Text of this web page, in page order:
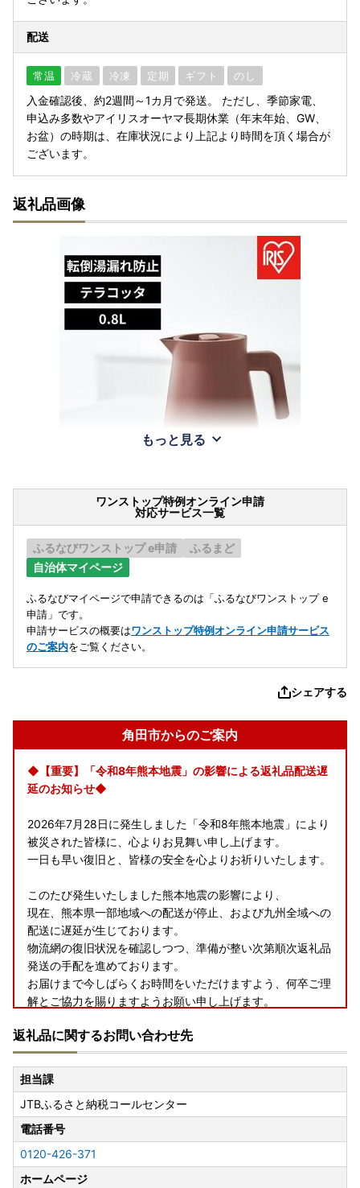
配送
常温 冷蔵 冷凍 定期 ギフト のし
入金確認後、約2週間～1カ月で発送。 ただし、季節家電、
申込み多数やアイリスオーヤマ長期休業（年末年始、GW、
お盆）の時期は、在庫状況により上記より時間を頂く場合が
ございます。
返礼品画像
もっと見る
ワンストップ特例オンライン申請
対応サービス一覧
ふるなびワンストップ e申請
ふるまど
自治体マイページ
ふるなびマイページで申請できるのは「ふるなびワンストップ e
申請」です。
申請サービスの概要はワンストップ特例オンライン申請サービス
のご案内をご覧ください。
シェアする
角田市からのご案内
◆【重要】「令和8年熊本地震」の影響による返礼品配送遅
延のお知らせ◆
2026年7月28日に発生しました「令和8年熊本地震」により
被災された皆様に、心よりお見舞い申し上げます。
一日も早い復旧と、皆様の安全を心よりお祈りいたします。
このたび発生いたしました熊本地震の影響により、
現在、熊本県一部地域への配送が停止、および九州全域への
配送に遅延が生じております。
物流網の復旧状況を確認しつつ、準備が整い次第順次返礼品
発送の手配を進めております。
お届けまで今しばらくお時間をいただけますよう、何卒ご理
解とご協力を賜りますようお願い申し上げます。
◆お礼の品配送について◆
早期納品や納期日指定、数か月先の納品希望等のご要望はお
受けできません。
お届けまでに２～４か月かかる場合がございます。
※配送に関するお問い合わせ（ご不在日や長期不在のご予定
がある場合）は、ご寄附後に下記問い合わせフォームまたは
JTBふるさと納税コールセンターまでお電話にてご連絡いた
返礼品に関するお問い合わせ先
担当課
JTBふるさと納税コールセンター
電話番号
0120-426-371
ホームページ